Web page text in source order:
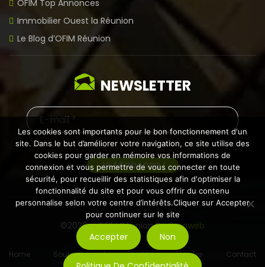
OFIM Top Annonces
Immobilier Ouest la Réunion
Le Blog d’OFIM Réunion
NEWSLETTER
©2026 – OFIM Réunion ByCreaweb
Home Soumettre un bien Mentions légales Contact
Les cookies sont importants pour le bon fonctionnement d'un
site. Dans le but d’améliorer votre navigation, ce site utilise des
cookies pour garder en mémoire vos informations de
connexion et vous permettre de vous connecter en toute
sécurité, pour recueillir des statistiques afin d'optimiser la
fonctionnalité du site et pour vous offrir du contenu
personnalise selon votre centre d’intérêts.Cliquer sur Accepter
pour continuer sur le site
Accepter Non